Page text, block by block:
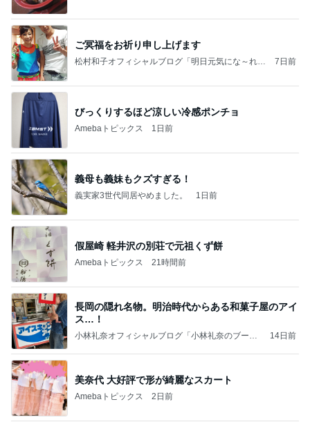
ご冥福をお祈り申し上げます
松村和子オフィシャルブログ「明日元気にな～れ」
7日前
びっくりするほど涼しい冷感ポンチョ
Amebaトピックス 1日前
義母も義妹もクズすぎる！
義実家3世代同居やめました。 1日前
假屋崎 軽井沢の別荘で元祖くず餅
Amebaトピックス 21時間前
長岡の隠れ名物。明治時代からある和菓子屋のアイ
ス…！
小林礼奈オフィシャルブログ「小林礼奈のブーブ
14日前
美奈代 大好評で形が綺麗なスカート
Amebaトピックス 2日前